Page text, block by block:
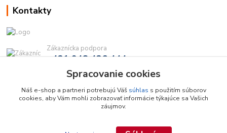
Kontakty
Zákaznícka podpora
+421 948 436 444
(Po-Pia, 9-16 hod.)
info@najdielna.sk
Spracovanie cookies
Náš e-shop a partneri potrebujú Váš súhlas s použitím súborov
cookies, aby Vám mohli zobrazovať informácie týkajúce sa Vašich
záujmov.